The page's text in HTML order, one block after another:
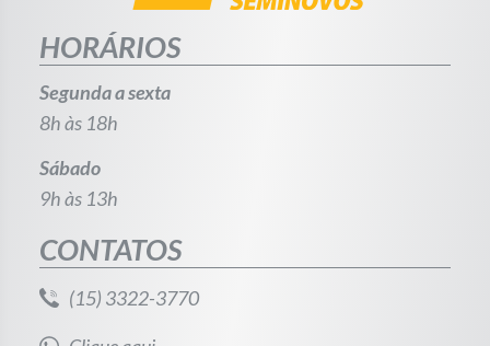
HORÁRIOS
Segunda a sexta
8h às 18h
Sábado
9h às 13h
CONTATOS
(15) 3322-3770